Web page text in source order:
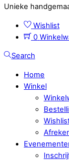
Unieke
Wishlist
0
Search
Home
Winkel